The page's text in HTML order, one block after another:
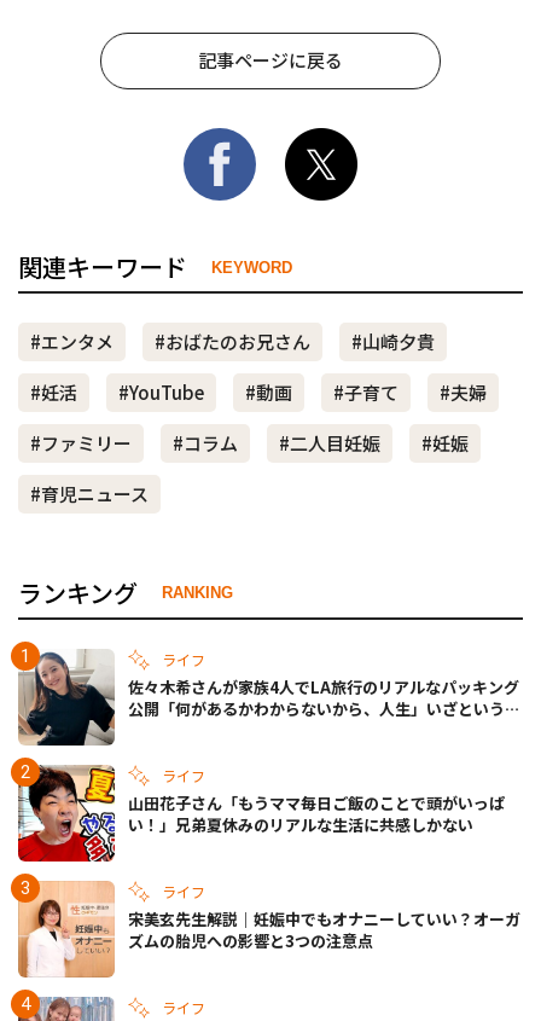
記事ページに戻る
関連キーワード KEYWORD
#エンタメ #おばたのお兄さん
#山崎夕貴
#妊活
#YouTube #動画 #子育て
#夫婦
#ファミリー
#コラム #二人目妊娠
#妊娠
#育児ニュース
ランキング RANKING
ライフ
佐々木希さんが家族4人でLA旅行のリアルなパッキング
公開「何があるかわからないから、人生」いざというと
ライフ
山田花子さん「もうママ毎日ご飯のことで頭がいっぱ
い！」兄弟夏休みのリアルな生活に共感しかない
ライフ
宋美玄先生解説｜妊娠中でもオナニーしていい？オーガ
ズムの胎児への影響と3つの注意点
ライフ